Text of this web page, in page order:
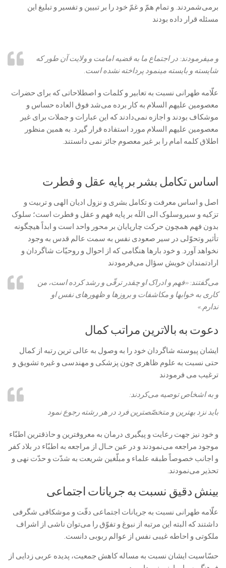
برمی‌شمردند. و تمام همّ و غمّ خود را بر تبيين و تفسير و تبليغ اين
مسئله قرار داده بودند
و می‏فرمودند: در اجتماع ما به قضيه امامت و ولايت آن طور كه
شايسته و بايسته می‏نمود پرداخته نشده است.
علّامه طهرانى نسبت به تعابير و كلمات و اصطلاحاتى كه براى حضرات
معصومين علیهم السلام به كار برده می‌‏شد فوق العاده حساس و
موشكاف بودند و اجازه نمی‌دادند كه اين عبارات و جملات براى غير
معصومين علیهم السلام مورد استفاده قرار گيرد. به همین منظور
اطلاق کلمه امام را بر غیر معصوم جائز نمی دانستند.
اساس تکامل بشر بر پایه عقل و فطرت
اصل و اساس معرفت و تكامل بشرى و نزول اديان الهى و تربيت و
تزكيه و سيروسلوک الى اللَه بر پايه فهم و عقل و فطرت است؛ سلوک
بدون فهم همچون حركت چارپايان بر محور واحد است و ابداً هيچ‏گونه
تأثير وتحوّلى در سير صعودى نفس به سمت عالم قدس به وجود
نخواهد آورد. و خود بارها هنگامى كه از احوال و روحيّات شاگردان و
ارادتمندان خويش سؤال می‌فرمودند
می‌گفتند: «فهم و ادراک او چقدر ترقّى و رشد كرده است، من
كارى به خواب‏ها و مكاشفات و بروزها و ظهورهاى نفس او
ندارم.»
دعوت به بالاترین مراتب کمال
ایشان پيوسته شاگردان خود را به وصول به عالی ترين رتبه از كمال
حتى نسبت به علوم ظاهرى چون پزشكى و مهندسى و غيره تشويق و
ترغيب می ‏فرمودند
و به اشخاص توصيه می‌كردند:
بايد نزد بهترين و متخصّص‏ترين فرد در هر رشته رجوع نمود
و خود نيز جهت رعايت و پيگيرى درمان به معروف‏ترين و حاذق‏ترين اطبّاء
موجود مراجعه می‌نمودند و در عين حـال از مراجعه به اطبّاء در بلاد كفر
و اجانب خصوصاً طبقه علماء و مبلّغين شريعت به شدّت و حدّت نهى و
تحذير می‌‏نمودند.
بینش دقیق نسبت به جریانات اجتماعی
علّامه طهرانى نسبت به جريانات اجتماعى دقّت و موشكافى شگرفى
داشتند كه البته اين مرتبه از نبوغ و تفوّق را می‌توان ناشى از اشراف
ملكوتى و احاطه غيبى نفس از عوالم ربوبى دانست.
حسّاسيت ايشان نسبت به مساله کاهش جمعیت، پديده عربى زدايى از